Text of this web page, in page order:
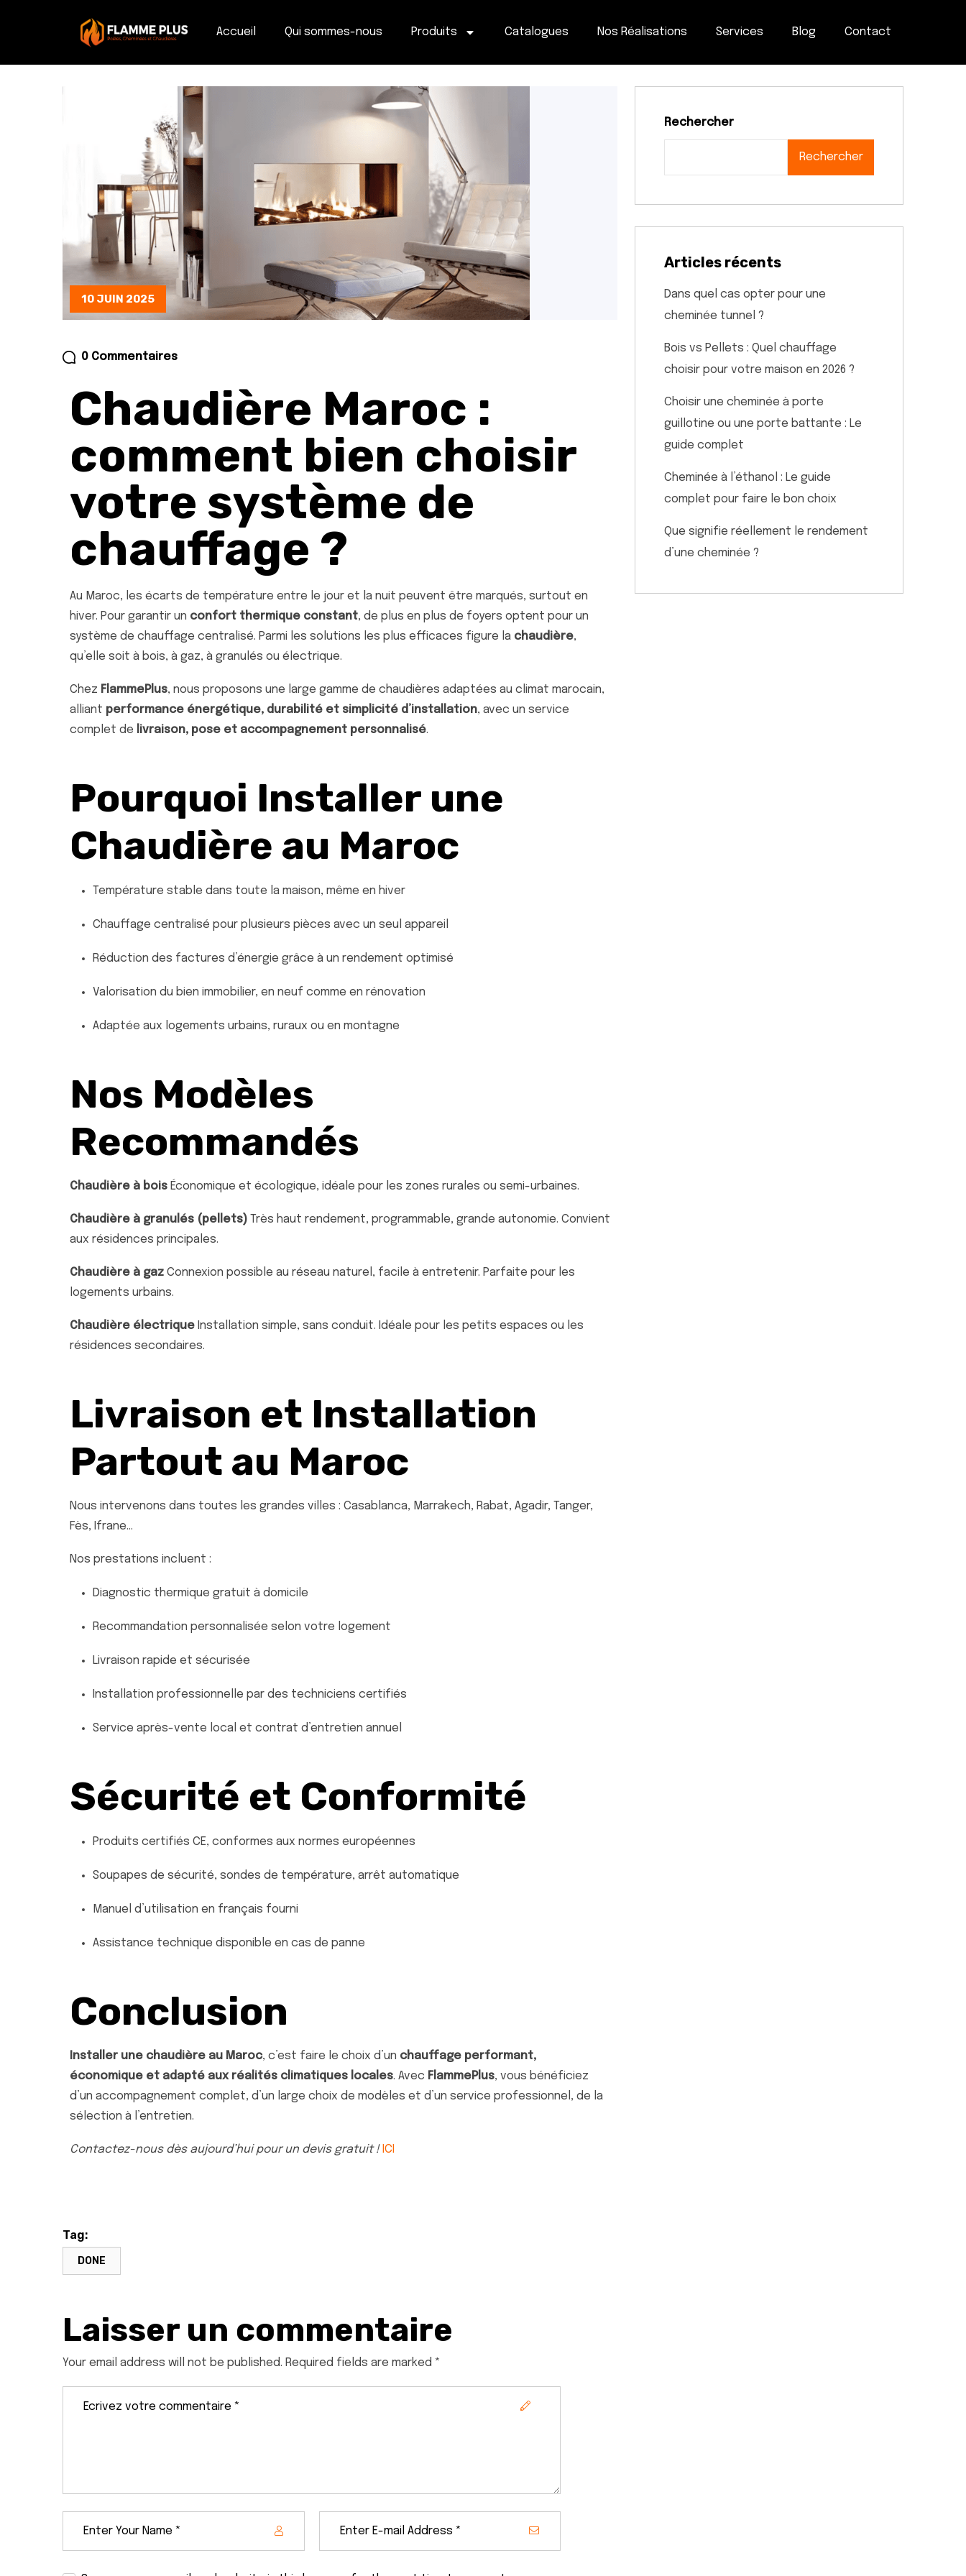
Accueil Qui sommes-nous Produits Catalogues Nos Réalisations Services Blog Contact
10 JUIN 2025
0 Commentaires
Chaudière Maroc :
comment bien choisir
votre système de
chauffage ?
Au Maroc, les écarts de température entre le jour et la nuit peuvent être marqués, surtout en
hiver. Pour garantir un confort thermique constant, de plus en plus de foyers optent pour un
système de chauffage centralisé. Parmi les solutions les plus efficaces figure la chaudière,
qu’elle soit à bois, à gaz, à granulés ou électrique.
Chez FlammePlus, nous proposons une large gamme de chaudières adaptées au climat marocain,
alliant performance énergétique, durabilité et simplicité d’installation, avec un service
complet de livraison, pose et accompagnement personnalisé.
Pourquoi Installer une
Chaudière au Maroc
Température stable dans toute la maison, même en hiver
Chauffage centralisé pour plusieurs pièces avec un seul appareil
Réduction des factures d’énergie grâce à un rendement optimisé
Valorisation du bien immobilier, en neuf comme en rénovation
Adaptée aux logements urbains, ruraux ou en montagne
Nos Modèles
Recommandés
Chaudière à bois Économique et écologique, idéale pour les zones rurales ou semi-urbaines.
Chaudière à granulés (pellets) Très haut rendement, programmable, grande autonomie. Convient
aux résidences principales.
Chaudière à gaz Connexion possible au réseau naturel, facile à entretenir. Parfaite pour les
logements urbains.
Chaudière électrique Installation simple, sans conduit. Idéale pour les petits espaces ou les
résidences secondaires.
Livraison et Installation
Partout au Maroc
Nous intervenons dans toutes les grandes villes : Casablanca, Marrakech, Rabat, Agadir, Tanger,
Fès, Ifrane…
Nos prestations incluent :
Diagnostic thermique gratuit à domicile
Recommandation personnalisée selon votre logement
Livraison rapide et sécurisée
Installation professionnelle par des techniciens certifiés
Service après-vente local et contrat d’entretien annuel
Sécurité et Conformité
Produits certifiés CE, conformes aux normes européennes
Soupapes de sécurité, sondes de température, arrêt automatique
Manuel d’utilisation en français fourni
Assistance technique disponible en cas de panne
Conclusion
Installer une chaudière au Maroc, c’est faire le choix d’un chauffage performant,
économique et adapté aux réalités climatiques locales. Avec FlammePlus, vous bénéficiez
d’un accompagnement complet, d’un large choix de modèles et d’un service professionnel, de la
sélection à l’entretien.
Contactez-nous dès aujourd’hui pour un devis gratuit ! ICI
Tag:
DONE
Laisser un commentaire
Your email address will not be published. Required fields are marked *
Rechercher
Rechercher
Articles récents
Dans quel cas opter pour une
cheminée tunnel ?
Bois vs Pellets : Quel chauffage
choisir pour votre maison en 2026 ?
Choisir une cheminée à porte
guillotine ou une porte battante : Le
guide complet
Cheminée à l’éthanol : Le guide
complet pour faire le bon choix
Que signifie réellement le rendement
d’une cheminée ?